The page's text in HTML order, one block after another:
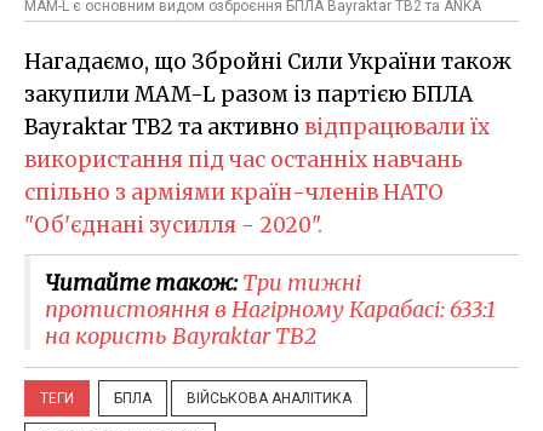
MAM-L є основним видом озброєння БПЛА Bayraktar TB2 та ANKA
Нагадаємо, що Збройні Сили України також
закупили MAM-L разом із партією БПЛА
Bayraktar TB2 та активно відпрацювали їх
використання під час останніх навчань
спільно з арміями країн-членів НАТО
"Об'єднані зусилля - 2020".
Читайте також:Три тижні
протистояння в Нагірному Карабасі: 633:1
на користь Bayraktar TB2
ТЕГИ БПЛА ВІЙСЬКОВА АНАЛІТИКА